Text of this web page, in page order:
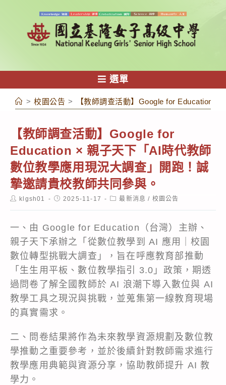
容
選單
> 校園公告 > 【教師調查活動】Google for Education
【教師調查活動】Google for
Education × 親子天下「AI時代教師
數位教學應用現況大調查」開跑！誠
摯邀請貴校教師共同參與。
Postklgsh01
Post2025-11-17
Post最新消息 / 校園公告
一、由 Google for Education（台灣）主辦、
親子天下承辦之「從數位教學到 AI 應用｜校園
數位轉型挑戰大調查」，旨在呼應教育部推動
「生生用平板、數位教學指引 3.0」政策，期透
過問卷了解全國教師於 AI 浪潮下導入數位與 AI
教學工具之現況與挑戰，並蒐集第一線教育現場
的真實需求。
二、問卷結果將作為未來教學資源規劃及數位教
學推動之重要參考，並於後續針對教師需求進行
教學應用典範與資源分享，協助教師提升 AI 教
學力。